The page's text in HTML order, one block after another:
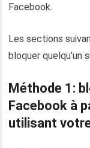
Facebook.
Les sections
bloquer quelqu'un
Méthode 1:
Facebook à
utilisant